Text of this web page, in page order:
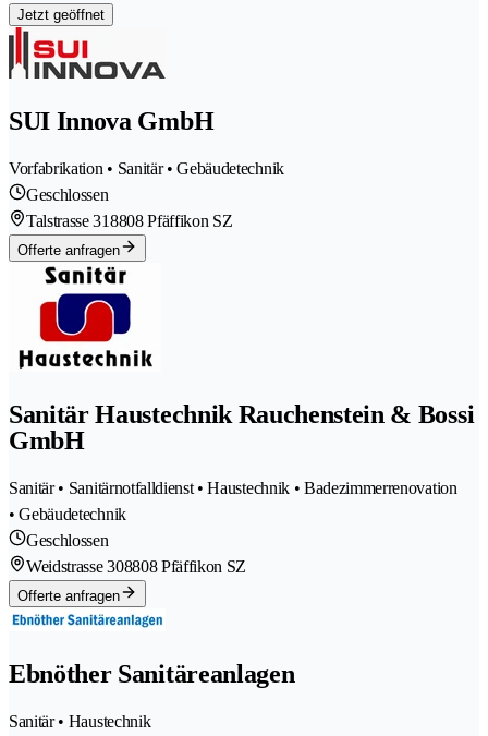
Jetzt geöffnet
SUI Innova GmbH
Vorfabrikation • Sanitär • Gebäudetechnik
Geschlossen
Talstrasse 318808 Pfäffikon SZ
Offerte anfragen
Sanitär Haustechnik Rauchenstein & Bossi
GmbH
Sanitär • Sanitärnotfalldienst • Haustechnik • Badezimmerrenovation
• Gebäudetechnik
Geschlossen
Weidstrasse 308808 Pfäffikon SZ
Offerte anfragen
Ebnöther Sanitäreanlagen
Sanitär • Haustechnik